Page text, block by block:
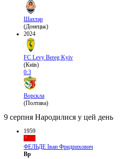
Шахтар
(Донецьк)
2024
FC Levy Bereg Kyiv
(Київ)
0:3
Ворскла
(Полтава)
9 серпня Народилися у цей день
1959
ФЕЛЬДЕ Іван Фридрихович
Вр